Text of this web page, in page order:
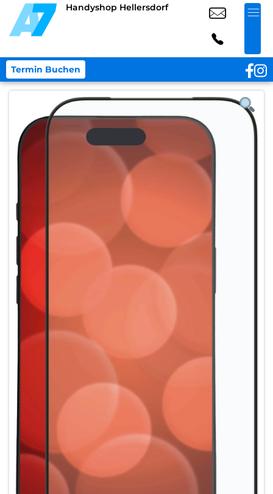
Handyshop Hellersdorf
Termin Buchen